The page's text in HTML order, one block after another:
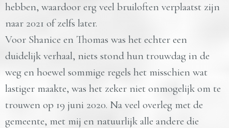
hebben, waardoor erg veel bruiloften verplaatst zijn
naar 2021 of zelfs later.
Voor Shanice en Thomas was het echter een
duidelijk verhaal, niets stond hun trouwdag in de
weg en hoewel sommige regels het misschien wat
lastiger maakte, was het zeker niet onmogelijk om te
trouwen op 19 juni 2020. Na veel overleg met de
gemeente, met mij en natuurlijk alle andere die